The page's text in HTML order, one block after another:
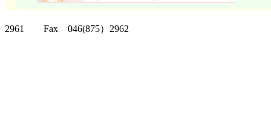
2961 Fax 046(875）2962